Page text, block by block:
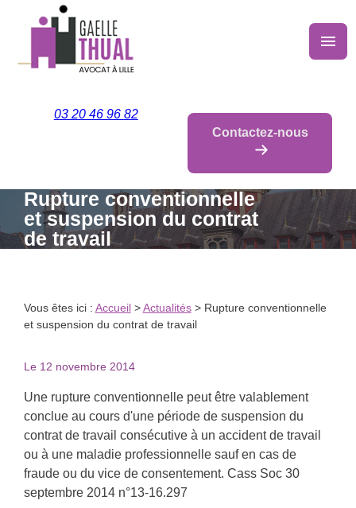
menu
03 20 46 96 82
Contactez-nous
Rupture conventionnelle
et suspension du contrat
de travail
Vous êtes ici : Accueil>Actualités> Rupture conventionnelle
et suspension du contrat de travail
Le 12 novembre 2014
Une rupture conventionnelle peut être valablement
conclue au cours d'une période de suspension du
contrat de travail consécutive à un accident de travail
ou à une maladie professionnelle sauf en cas de
fraude ou du vice de consentement. Cass Soc 30
septembre 2014 n°13-16.297
Panneau de gestion des cookies